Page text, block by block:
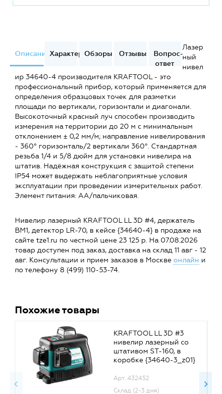
ОписаниеХарактеристики
Обзоры Отзывы
Вопрос-
ответ
Лазер
ный
нивел
ир 34640-4 производителя KRAFTOOL - это
профессиональный прибор, который применяется для
определения образцовых точек для разметки
площади по вертикали, горизонтали и диагонали.
Высокоточный красный луч способен производить
измерения на территории до 20 м с минимальным
отклонением ± 0,2 мм/м; направление нивелирования
- 360° горизонталь/2 вертикали 360°. Стандартная
резьба 1/4 и 5/8 дюйм для установки нивелира на
штатив. Надёжная конструкция с защитой степени
IP54 может выдержать неблагоприятные условия
эксплуатации при проведении измерительных работ.
Элемент питания: AA/пальчиковая.
Нивелир лазерный KRAFTOOL LL 3D #4, держатель
ВМ1, детектор LR-70, в кейсе {34640-4} в продаже на
сайте tze1.ru по честной цене 23 125 р. На 07.08.2026
товар доступен под заказ, доставка на склад 11 авг - 12
авг. Консультации и прием заказов в Москве онлайн и
по телефону 8 (499) 110-53-74.
Похожие товары
KRAFTOOL LL 3D #3
нивелир лазерный со
штативом ST-160, в
коробке {34640-3_z01}
Арт. 432452
Склад (2-3 дня)